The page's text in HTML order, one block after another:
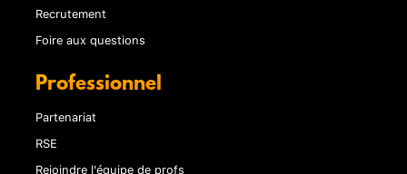
Recrutement
Foire aux questions
Professionnel
Partenariat
RSE
Rejoindre l'équipe de profs